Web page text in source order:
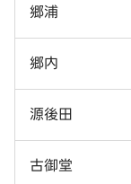
郷浦
郷内
源後田
古御堂